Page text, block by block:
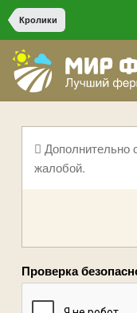
Кролики
Дополнительно
жалобой.
Проверка